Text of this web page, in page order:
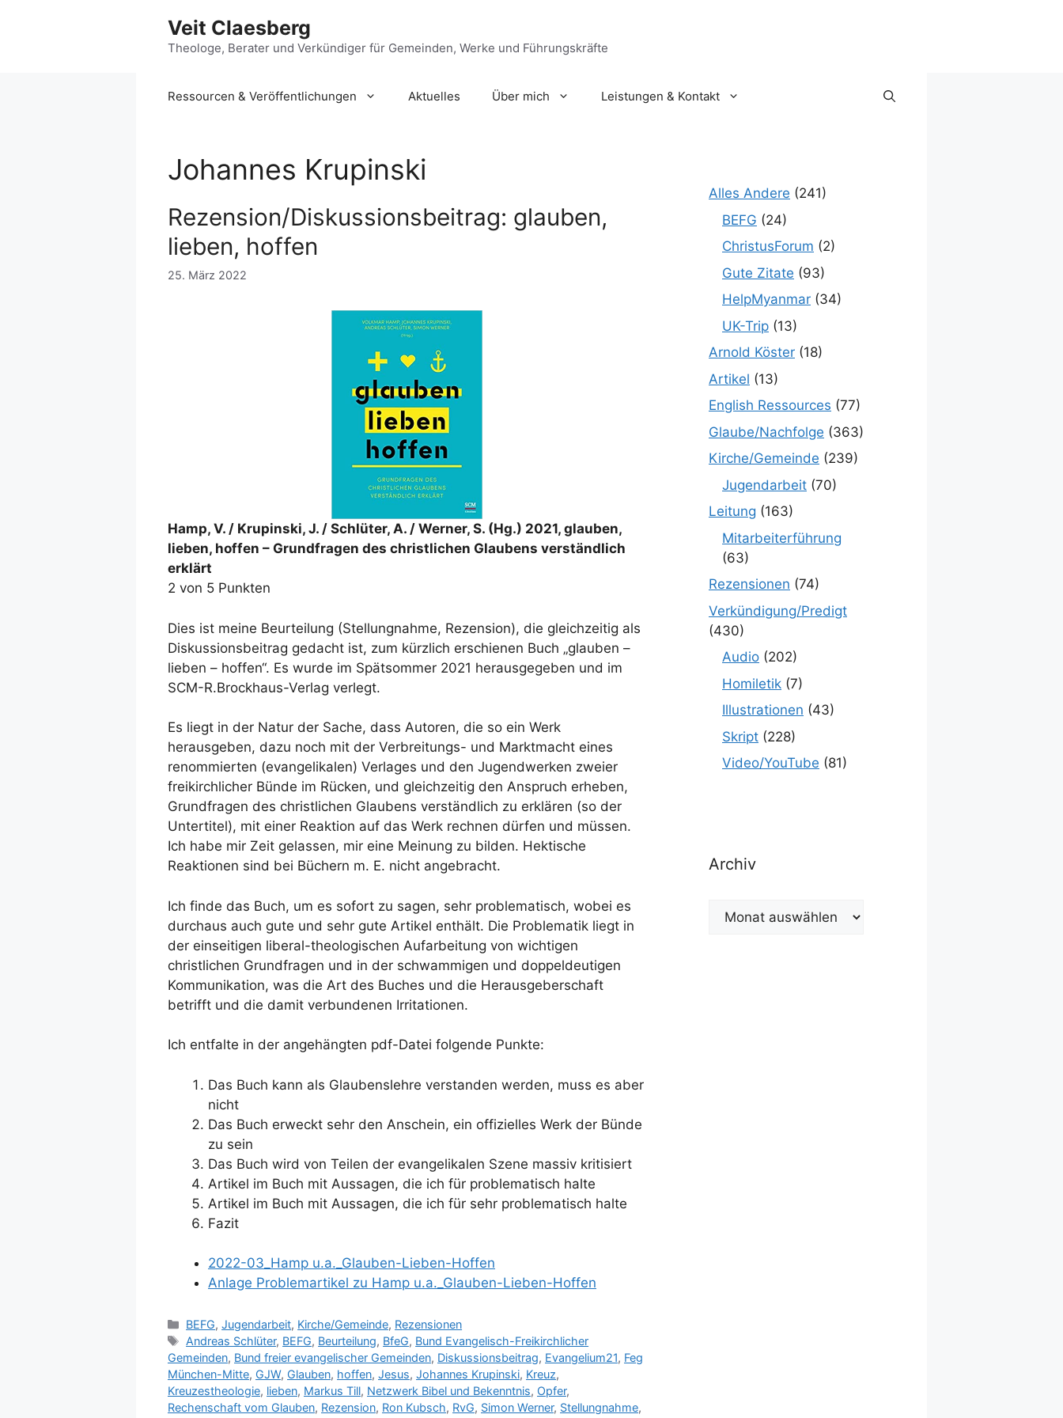
Veit Claesberg
Theologe, Berater und Verkündiger für Gemeinden, Werke und Führungskräfte
Ressourcen & Veröffentlichungen Aktuelles Über mich Leistungen & Kontakt
Johannes Krupinski
Rezension/Diskussionsbeitrag: glauben,
lieben, hoffen
25. März 2022
Hamp, V. / Krupinski, J. / Schlüter, A. / Werner, S. (Hg.) 2021, glauben,
lieben, hoffen – Grundfragen des christlichen Glaubens verständlich
erklärt
2 von 5 Punkten
Dies ist meine Beurteilung (Stellungnahme, Rezension), die gleichzeitig als
Diskussionsbeitrag gedacht ist, zum kürzlich erschienen Buch „glauben –
lieben – hoffen“. Es wurde im Spätsommer 2021 herausgegeben und im
SCM-R.Brockhaus-Verlag verlegt.
Es liegt in der Natur der Sache, dass Autoren, die so ein Werk
herausgeben, dazu noch mit der Verbreitungs- und Marktmacht eines
renommierten (evangelikalen) Verlages und den Jugendwerken zweier
freikirchlicher Bünde im Rücken, und gleichzeitig den Anspruch erheben,
Grundfragen des christlichen Glaubens verständlich zu erklären (so der
Untertitel), mit einer Reaktion auf das Werk rechnen dürfen und müssen.
Ich habe mir Zeit gelassen, mir eine Meinung zu bilden. Hektische
Reaktionen sind bei Büchern m. E. nicht angebracht.
Ich finde das Buch, um es sofort zu sagen, sehr problematisch, wobei es
durchaus auch gute und sehr gute Artikel enthält. Die Problematik liegt in
der einseitigen liberal-theologischen Aufarbeitung von wichtigen
christlichen Grundfragen und in der schwammigen und doppeldeutigen
Kommunikation, was die Art des Buches und die Herausgeberschaft
betrifft und die damit verbundenen Irritationen.
Ich entfalte in der angehängten pdf-Datei folgende Punkte:
Das Buch kann als Glaubenslehre verstanden werden, muss es aber
nicht
Das Buch erweckt sehr den Anschein, ein offizielles Werk der Bünde
zu sein
Das Buch wird von Teilen der evangelikalen Szene massiv kritisiert
Artikel im Buch mit Aussagen, die ich für problematisch halte
Artikel im Buch mit Aussagen, die ich für sehr problematisch halte
Fazit
2022-03_Hamp u.a._Glauben-Lieben-Hoffen
Anlage Problemartikel zu Hamp u.a._Glauben-Lieben-Hoffen
Kategorien
BEFG,Jugendarbeit, Kirche/Gemeinde, Rezensionen
Schlagwörter
Andreas Schlüter, BEFG, Beurteilung, BfeG, Bund Evangelisch-Freikirchlicher
Gemeinden, Bund freier evangelischer Gemeinden, Diskussionsbeitrag, Evangelium21, Feg
München-Mitte, GJW, Glauben, hoffen, Jesus, Johannes Krupinski, Kreuz,
Kreuzestheologie, lieben, Markus Till, Netzwerk Bibel und Bekenntnis, Opfer,
Rechenschaft vom Glauben, Rezension, Ron Kubsch, RvG, Simon Werner, Stellungnahme,
Alles Andere (241)
BEFG (24)
ChristusForum (2)
Gute Zitate (93)
HelpMyanmar (34)
UK-Trip (13)
Arnold Köster (18)
Artikel (13)
English Ressources (77)
Glaube/Nachfolge (363)
Kirche/Gemeinde (239)
Jugendarbeit (70)
Leitung (163)
Mitarbeiterführung
(63)
Rezensionen (74)
Verkündigung/Predigt
(430)
Audio (202)
Homiletik (7)
Illustrationen (43)
Skript (228)
Video/YouTube (81)
Archiv
Archiv